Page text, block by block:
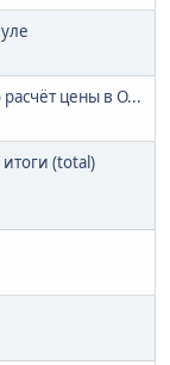
цены в О...
(total)